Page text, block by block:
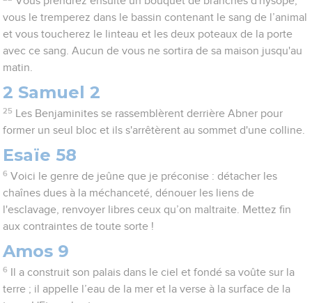
vous le tremperez dans le bassin contenant le sang de l’animal
et vous toucherez le linteau et les deux poteaux de la porte
avec ce sang. Aucun de vous ne sortira de sa maison jusqu'au
matin.
2 Samuel 2
25
Les Benjaminites se rassemblèrent derrière Abner pour
former un seul bloc et ils s'arrêtèrent au sommet d'une colline.
Esaïe 58
6 Voici le genre de jeûne que je préconise : détacher les
chaînes dues à la méchanceté, dénouer les liens de
l'esclavage, renvoyer libres ceux qu’on maltraite. Mettez fin
aux contraintes de toute sorte !
Amos 9
6
Il a construit son palais dans le ciel et fondé sa voûte sur la
terre ; il appelle l’eau de la mer et la verse à la surface de la